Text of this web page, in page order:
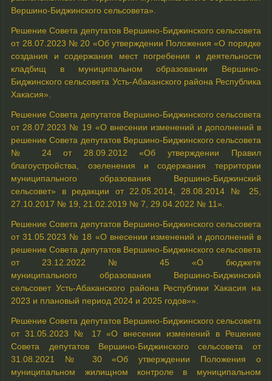
Вершино-Биджинского сельсовета».
Решение Совета депутатов Вершино-Биджинского сельсовета
от 28.07.2023 № 20 «Об утверждении Положения «О порядке
создания и содержания мест погребения и деятельности
кладбищ в муниципальном образовании Вершино-
Биджинского сельсовета Усть-Абаканского района Республика
Хакасия».
Решение Совета депутатов Вершино-Биджинского сельсовета
от 28.07.2023 № 19 «О внесении изменений и дополнений в
решение Совета депутатов Вершино-Биджинского сельсовета
№ 24 от 28.09.2012 «Об утверждении Правил
благоустройства, озеленения и содержания территории
муниципального образования Вершино-Биджинский
сельсовет» в редакции от 22.05.2014, 28.08.2014 № 25,
27.10.2017 № 19, 21.02.2019 № 7, 29.04.2022 № 11».
Решение Совета депутатов Вершино-Биджинского сельсовета
от 31.05.2023 № 18 «О внесении изменений и дополнений в
решение Совета депутатов Вершино-Биджинского сельсовета
от 23.12.2022 № 45 «О бюджете
муниципального образования Вершино-Биджинский
сельсовет Усть-Абаканского района Республики Хакасия на
2023 и плановый период 2024 и 2025 годов»».
Решение Совета депутатов Вершино-Биджинского сельсовета
от 31.05.2023 № 17 «О внесении изменений в Решение
Совета депутатов Вершино-Биджинского сельсовета от
31.08.2021 № 30 «Об утверждении Положения о
муниципальном жилищном контроле в муниципальном